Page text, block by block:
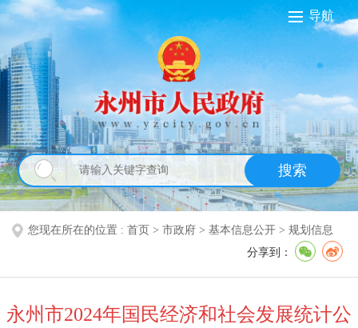
导航
搜索
您现在所在的位置 : 首页 > 市政府 > 基本信息公开 > 规划信息
分享到：
永州市2024年国民经济和社会发展统计公